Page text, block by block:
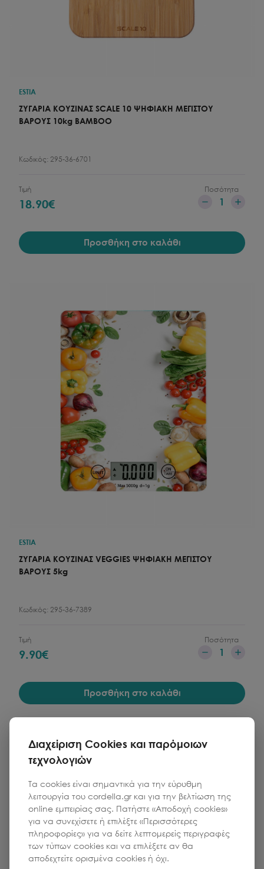
ESTIA
ΖΥΓΑΡΙΑ ΚΟΥΖΙΝΑΣ SCALE 10 ΨΗΦΙΑΚΗ ΜΕΓΙΣΤΟY
ΒΑΡΟΥΣ 10kg BAMBOO
Κωδικός: 295-36-6701
Τιμή
18.90€
Ποσότητα
1
Προσθήκη στο καλάθι
ESTIA
ΖΥΓΑΡΙΑ ΚΟΥΖΙΝΑΣ VEGGIES ΨΗΦΙΑΚΗ ΜΕΓΙΣΤΟY
ΒΑΡΟΥΣ 5kg
Κωδικός: 295-36-7389
Τιμή
9.90€
Ποσότητα
1
Προσθήκη στο καλάθι
Διαχείριση Cookies και παρόμοιων
τεχνολογιών
Τα cookies είναι σημαντικά για την εύρυθμη
λειτουργία του cordella.gr και για την βελτίωση της
online εμπειρίας σας. Πατήστε «Αποδοχή cookies»
για να συνεχίσετε ή επιλέξτε «Περισσότερες
πληροφορίες» για να δείτε λεπτομερείς περιγραφές
των τύπων cookies και να επιλέξετε αν θα
αποδεχτείτε ορισμένα cookies ή όχι.